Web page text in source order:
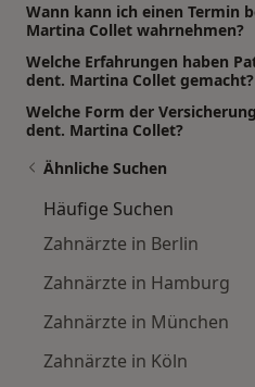
Wann kann ich einen Termin
Martina Collet wahrnehmen?
Welche Erfahrungen haben
dent. Martina Collet gemacht?
Welche Form der
dent. Martina Collet?
Ähnliche Suchen
Häufige Suchen
Zahnärzte in Berlin
Zahnärzte in Hamburg
Zahnärzte in München
Zahnärzte in Köln